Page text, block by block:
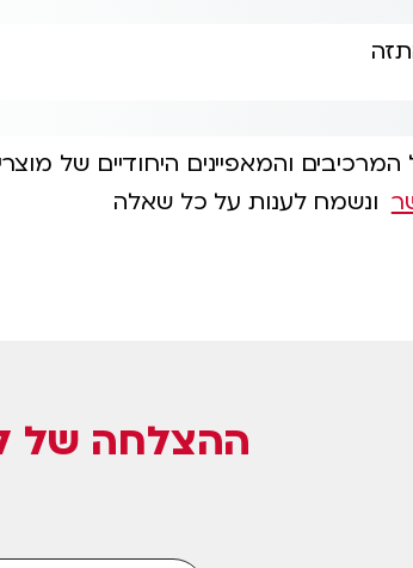
והמאפיינים היחודיים של
ונשמח לענות על כל שאלה
ההצלחה של